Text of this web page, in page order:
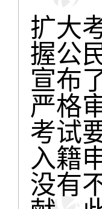
扩大
握公
宣布
严格
考试
入籍
没有